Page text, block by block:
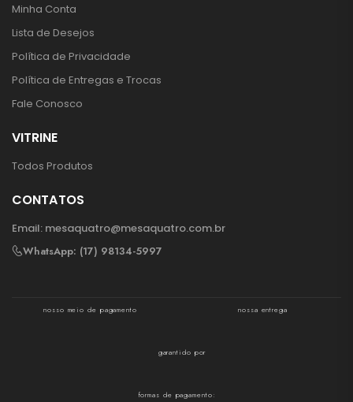
Minha Conta
Lista de Desejos
Política de Privacidade
Política de Entregas e Trocas
Fale Conosco
VITRINE
Todos Produtos
CONTATOS
Email: mesaquatro@mesaquatro.com.br
WhatsApp: (17) 98134-5997
nosso meio de pagamento nossa entrega
garantido por
formas de pagamento: